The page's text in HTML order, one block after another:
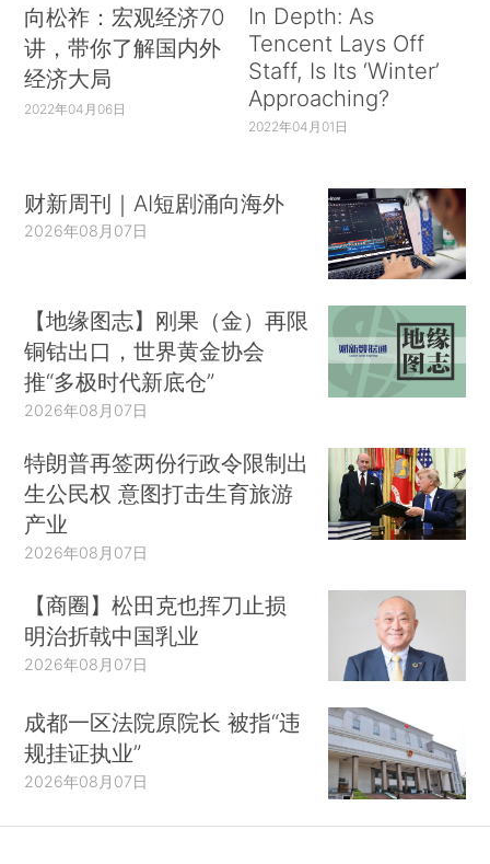
家庭在社会中为什么很重要？第一，虽然在劳
动力市场中收入的差异体现于个体，但消费是以家
庭为基础的。
语言、宗教、价值观、经济资源都会从父辈向子辈
传递。在封建社会和农业社会中，家庭的作用更
大，因为几乎所有的社会化的行为都是通过家庭完
成的，比如教育。然而在现代社会，家庭的重要性
被削弱了，因为你的工作并不是上一代留给你的，
而是通过教育在劳动力市场获得的。
我并不是说教育完全摆脱了家庭的影响，因为
用，一方面，教育改变不平等，它决定了你的职业
和社会地位，可是另一方面，教育又塑造了不平
等，因为教育获得受到家庭背景的影响。
研究性别，就要从家庭入手。大多数家庭都是有男
有女的，男女的不平等，更多是在家庭内部的，而
不是家庭之间的。例如芝加哥大学经济学家Gary
Becker认为，家庭内部的男女不平等是因为分工不
同。女性进入劳动力市场会去找一些相对来讲比较
轻松、上升不是很快的工作，以方便她照顾家庭；
向松祚：宏观经济70
讲，带你了解国内外
经济大局
2022年04月06日
In Depth: As
Tencent Lays Off
Staff, Is Its ‘Winter’
Approaching?
2022年04月01日
财新周刊｜AI短剧涌向海外
2026年08月07日
【地缘图志】刚果（金）再限
铜钴出口，世界黄金协会
推“多极时代新底仓”
2026年08月07日
特朗普再签两份行政令限制出
生公民权 意图打击生育旅游
产业
2026年08月07日
【商圈】松田克也挥刀止损
明治折戟中国乳业
2026年08月07日
成都一区法院原院长 被指“违
规挂证执业”
2026年08月07日